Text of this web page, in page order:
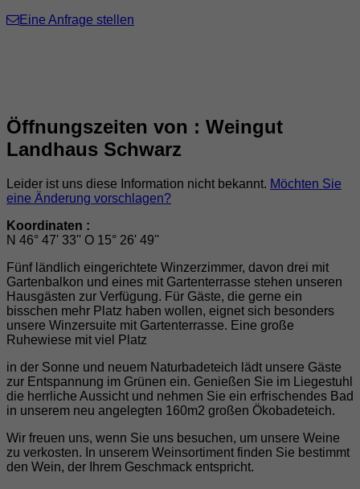
Eine Anfrage stellen
Öffnungszeiten von : Weingut
Landhaus Schwarz
Leider ist uns diese Information nicht bekannt. Möchten Sie
eine Änderung vorschlagen?
Koordinaten :
N 46° 47' 33'' O 15° 26' 49''
Fünf ländlich eingerichtete Winzerzimmer, davon drei mit
Gartenbalkon und eines mit Gartenterrasse stehen unseren
Hausgästen zur Verfügung. Für Gäste, die gerne ein
bisschen mehr Platz haben wollen, eignet sich besonders
unsere Winzersuite mit Gartenterrasse. Eine große
Ruhewiese mit viel Platz
in der Sonne und neuem Naturbadeteich lädt unsere Gäste
zur Entspannung im Grünen ein. Genießen Sie im Liegestuhl
die herrliche Aussicht und nehmen Sie ein erfrischendes Bad
in unserem neu angelegten 160m2 großen Ökobadeteich.
Wir freuen uns, wenn Sie uns besuchen, um unsere Weine
zu verkosten. In unserem Weinsortiment finden Sie bestimmt
den Wein, der Ihrem Geschmack entspricht.